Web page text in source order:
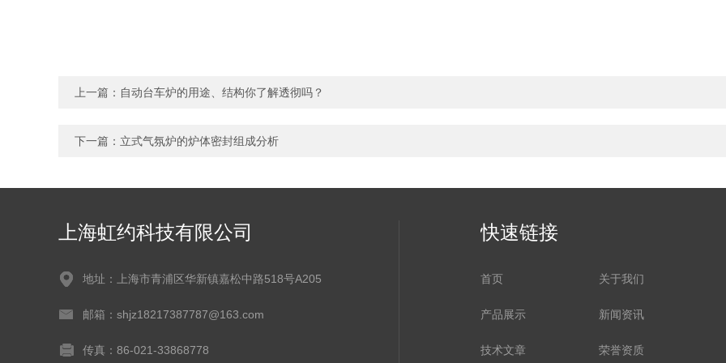
上一篇： 自动台车炉的用途、结构你了解透彻吗？
下一篇： 立式气氛炉的炉体密封组成分析
上海虹约科技有限公司
地址：上海市青浦区华新镇嘉松中路518号A205
邮箱：shjz18217387787@163.com
传真：86-021-33868778
快速链接
首页 关于我们
产品展示 新闻资讯
技术文章 荣誉资质